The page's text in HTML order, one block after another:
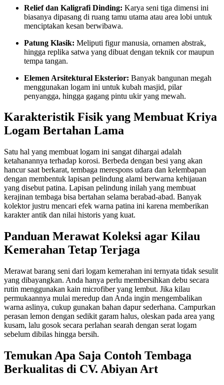
Relief dan Kaligrafi Dinding: Karya seni tiga dimensi ini
biasanya dipasang di ruang tamu utama atau area lobi untuk
menciptakan kesan berwibawa.
Patung Klasik: Meliputi figur manusia, ornamen abstrak,
hingga replika satwa yang dibuat dengan teknik cor maupun
tempa tangan.
Elemen Arsitektural Eksterior: Banyak bangunan megah
menggunakan logam ini untuk kubah masjid, pilar
penyangga, hingga gagang pintu ukir yang mewah.
Karakteristik Fisik yang Membuat Kriya
Logam Bertahan Lama
Satu hal yang membuat logam ini sangat dihargai adalah
ketahanannya terhadap korosi. Berbeda dengan besi yang akan
hancur saat berkarat, tembaga merespons udara dan kelembapan
dengan membentuk lapisan pelindung alami berwarna kehijauan
yang disebut patina. Lapisan pelindung inilah yang membuat
kerajinan tembaga bisa bertahan selama berabad-abad. Banyak
kolektor justru mencari efek warna patina ini karena memberikan
karakter antik dan nilai historis yang kuat.
Panduan Merawat Koleksi agar Kilau
Kemerahan Tetap Terjaga
Merawat barang seni dari logam kemerahan ini ternyata tidak sesulit
yang dibayangkan. Anda hanya perlu membersihkan debu secara
rutin menggunakan kain microfiber yang lembut. Jika kilau
permukaannya mulai meredup dan Anda ingin mengembalikan
warna aslinya, cukup gunakan bahan dapur sederhana. Campurkan
perasan lemon dengan sedikit garam halus, oleskan pada area yang
kusam, lalu gosok secara perlahan searah dengan serat logam
sebelum dibilas hingga bersih.
Temukan Apa Saja Contoh Tembaga
Berkualitas di CV. Abiyan Art